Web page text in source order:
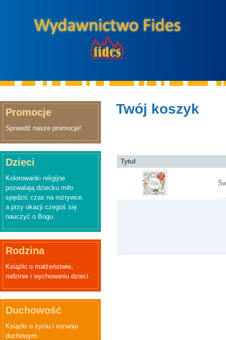
Promocje
Sprawdź nasze promocje!
Dzieci
Kolorowanki religijne
pozwalają dziecku miło
spędzić czas na rozrywce,
a przy okazji czegoś się
nauczyć o Bogu.
Rodzina
Książki o małżeństwie,
rodzinie i wychowaniu dzieci.
Duchowość
Książki o życiu i rozwoju
duchowym.
Twój koszyk
Tytuł